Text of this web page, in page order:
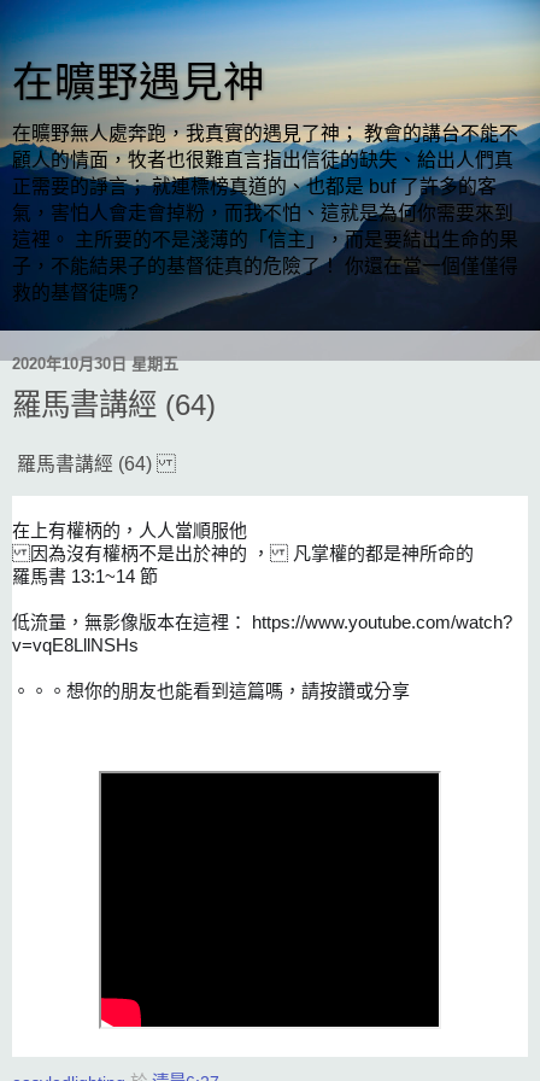
在曠野遇見神
在曠野無人處奔跑，我真實的遇見了神； 教會的講台不能不
顧人的情面，牧者也很難直言指出信徒的缺失、給出人們真
正需要的諍言； 就連標榜真道的、也都是 buf 了許多的客
氣，害怕人會走會掉粉，而我不怕、這就是為何你需要來到
這裡。 主所要的不是淺薄的「信主」，而是要結出生命的果
子，不能結果子的基督徒真的危險了！ 你還在當一個僅僅得
救的基督徒嗎?
2020年10月30日 星期五
羅馬書講經 (64)
羅馬書講經 (64)
在上有權柄的，人人當順服他
因為沒有權柄不是出於神的 ， 凡掌權的都是神所命的
羅馬書 13:1~14 節
低流量，無影像版本在這裡： https://www.youtube.com/watch?
v=vqE8LllNSHs
。。。想你的朋友也能看到這篇嗎，請按讚或分享